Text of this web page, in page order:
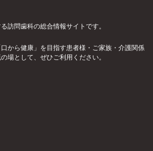
訪問歯科の総合情報サイトです。
口から健康」を目指す患者様・ご家族・介護関係
場として、ぜひご利用ください。